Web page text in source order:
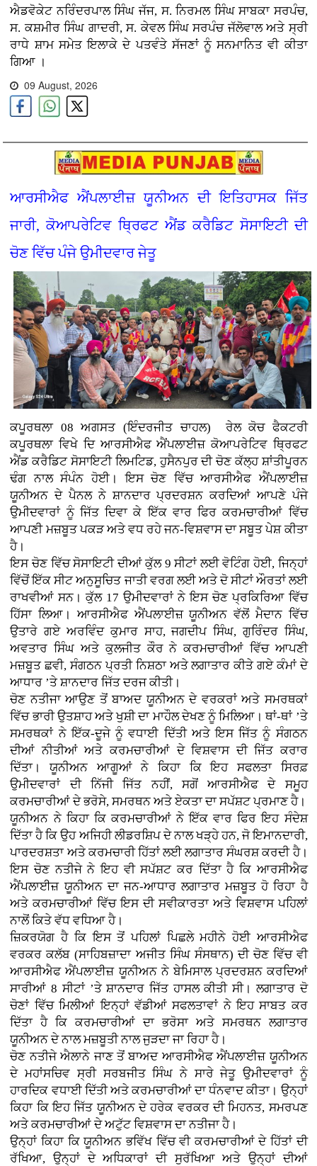
ਐਡਵੋਕੇਟ ਨਰਿੰਦਰਪਾਲ ਸਿੰਘ ਜੱਜ, ਸ. ਨਿਰਮਲ ਸਿੰਘ ਸਾਬਕਾ ਸਰਪੰਚ,
ਸ. ਕਸ਼ਮੀਰ ਸਿੰਘ ਗਾਦਰੀ, ਸ. ਕੇਵਲ ਸਿੰਘ ਸਰਪੰਚ ਜੱਲੋਵਾਲ ਅਤੇ ਸ੍ਰੀ
ਰਾਧੇ ਸ਼ਾਮ ਸਮੇਤ ਇਲਾਕੇ ਦੇ ਪਤਵੰਤੇ ਸੱਜਣਾਂ ਨੂੰ ਸਨਮਾਨਿਤ ਵੀ ਕੀਤਾ
ਗਿਆ ।
09 August, 2026
ਆਰਸੀਐਫ ਐਂਪਲਾਈਜ਼ ਯੂਨੀਅਨ ਦੀ ਇਤਿਹਾਸਕ ਜਿੱਤ
ਜਾਰੀ, ਕੋਆਪਰੇਟਿਵ ਥ੍ਰਿਫਟ ਐਂਡ ਕਰੈਡਿਟ ਸੋਸਾਇਟੀ ਦੀ
ਚੋਣ ਵਿੱਚ ਪੰਜੇ ਉਮੀਦਵਾਰ ਜੇਤੂ
ਕਪੂਰਥਲਾ 08 ਅਗਸਤ (ਇੰਦਰਜੀਤ ਚਾਹਲ)
ਰੇਲ ਕੋਚ ਫੈਕਟਰੀ
ਕਪੂਰਥਲਾ ਵਿਖੇ ਦਿ ਆਰਸੀਐਫ ਐਂਪਲਾਈਜ਼ ਕੋਆਪਰੇਟਿਵ ਥ੍ਰਿਫਟ
ਐਂਡ ਕਰੈਡਿਟ ਸੋਸਾਇਟੀ ਲਿਮਟਿਡ, ਹੁਸੈਨਪੁਰ ਦੀ ਚੋਣ ਕੱਲ੍ਹ ਸ਼ਾਂਤੀਪੂਰਨ
ਢੰਗ ਨਾਲ ਸੰਪੰਨ ਹੋਈ। ਇਸ ਚੋਣ ਵਿੱਚ ਆਰਸੀਐਫ ਐਂਪਲਾਈਜ਼
ਯੂਨੀਅਨ ਦੇ ਪੈਨਲ ਨੇ ਸ਼ਾਨਦਾਰ ਪ੍ਰਦਰਸ਼ਨ ਕਰਦਿਆਂ ਆਪਣੇ ਪੰਜੇ
ਉਮੀਦਵਾਰਾਂ ਨੂੰ ਜਿੱਤ ਦਿਵਾ ਕੇ ਇੱਕ ਵਾਰ ਫਿਰ ਕਰਮਚਾਰੀਆਂ ਵਿੱਚ
ਆਪਣੀ ਮਜ਼ਬੂਤ ਪਕੜ ਅਤੇ ਵਧ ਰਹੇ ਜਨ-ਵਿਸ਼ਵਾਸ ਦਾ ਸਬੂਤ ਪੇਸ਼ ਕੀਤਾ
ਹੈ।
ਇਸ ਚੋਣ ਵਿੱਚ ਸੋਸਾਇਟੀ ਦੀਆਂ ਕੁੱਲ 9 ਸੀਟਾਂ ਲਈ ਵੋਟਿੰਗ ਹੋਈ, ਜਿਨ੍ਹਾਂ
ਵਿੱਚੋਂ ਇੱਕ ਸੀਟ ਅਨੁਸੂਚਿਤ ਜਾਤੀ ਵਰਗ ਲਈ ਅਤੇ ਦੋ ਸੀਟਾਂ ਔਰਤਾਂ ਲਈ
ਰਾਖਵੀਆਂ ਸਨ। ਕੁੱਲ 17 ਉਮੀਦਵਾਰਾਂ ਨੇ ਇਸ ਚੋਣ ਪ੍ਰਕਿਰਿਆ ਵਿੱਚ
ਹਿੱਸਾ ਲਿਆ। ਆਰਸੀਐਫ ਐਂਪਲਾਈਜ਼ ਯੂਨੀਅਨ ਵੱਲੋਂ ਮੈਦਾਨ ਵਿੱਚ
ਉਤਾਰੇ ਗਏ ਅਰਵਿੰਦ ਕੁਮਾਰ ਸਾਹ, ਜਗਦੀਪ ਸਿੰਘ, ਗੁਰਿੰਦਰ ਸਿੰਘ,
ਅਵਤਾਰ ਸਿੰਘ ਅਤੇ ਕੁਲਜੀਤ ਕੌਰ ਨੇ ਕਰਮਚਾਰੀਆਂ ਵਿੱਚ ਆਪਣੀ
ਮਜ਼ਬੂਤ ਛਵੀ, ਸੰਗਠਨ ਪ੍ਰਤੀ ਨਿਸ਼ਠਾ ਅਤੇ ਲਗਾਤਾਰ ਕੀਤੇ ਗਏ ਕੰਮਾਂ ਦੇ
ਆਧਾਰ ’ਤੇ ਸ਼ਾਨਦਾਰ ਜਿੱਤ ਦਰਜ ਕੀਤੀ।
ਚੋਣ ਨਤੀਜਾ ਆਉਣ ਤੋਂ ਬਾਅਦ ਯੂਨੀਅਨ ਦੇ ਵਰਕਰਾਂ ਅਤੇ ਸਮਰਥਕਾਂ
ਵਿੱਚ ਭਾਰੀ ਉਤਸ਼ਾਹ ਅਤੇ ਖੁਸ਼ੀ ਦਾ ਮਾਹੌਲ ਦੇਖਣ ਨੂੰ ਮਿਲਿਆ। ਥਾਂ-ਥਾਂ ’ਤੇ
ਸਮਰਥਕਾਂ ਨੇ ਇੱਕ-ਦੂਜੇ ਨੂੰ ਵਧਾਈ ਦਿੱਤੀ ਅਤੇ ਇਸ ਜਿੱਤ ਨੂੰ ਸੰਗਠਨ
ਦੀਆਂ ਨੀਤੀਆਂ ਅਤੇ ਕਰਮਚਾਰੀਆਂ ਦੇ ਵਿਸ਼ਵਾਸ ਦੀ ਜਿੱਤ ਕਰਾਰ
ਦਿੱਤਾ। ਯੂਨੀਅਨ ਆਗੂਆਂ ਨੇ ਕਿਹਾ ਕਿ ਇਹ ਸਫਲਤਾ ਸਿਰਫ਼
ਉਮੀਦਵਾਰਾਂ ਦੀ ਨਿੱਜੀ ਜਿੱਤ ਨਹੀਂ, ਸਗੋਂ ਆਰਸੀਐਫ ਦੇ ਸਮੂਹ
ਕਰਮਚਾਰੀਆਂ ਦੇ ਭਰੋਸੇ, ਸਮਰਥਨ ਅਤੇ ਏਕਤਾ ਦਾ ਸਪੱਸ਼ਟ ਪ੍ਰਮਾਣ ਹੈ।
ਯੂਨੀਅਨ ਨੇ ਕਿਹਾ ਕਿ ਕਰਮਚਾਰੀਆਂ ਨੇ ਇੱਕ ਵਾਰ ਫਿਰ ਇਹ ਸੰਦੇਸ਼
ਦਿੱਤਾ ਹੈ ਕਿ ਉਹ ਅਜਿਹੀ ਲੀਡਰਸ਼ਿਪ ਦੇ ਨਾਲ ਖੜ੍ਹੇ ਹਨ, ਜੋ ਇਮਾਨਦਾਰੀ,
ਪਾਰਦਰਸ਼ਤਾ ਅਤੇ ਕਰਮਚਾਰੀ ਹਿੱਤਾਂ ਲਈ ਲਗਾਤਾਰ ਸੰਘਰਸ਼ ਕਰਦੀ ਹੈ।
ਇਸ ਚੋਣ ਨਤੀਜੇ ਨੇ ਇਹ ਵੀ ਸਪੱਸ਼ਟ ਕਰ ਦਿੱਤਾ ਹੈ ਕਿ ਆਰਸੀਐਫ
ਐਂਪਲਾਈਜ਼ ਯੂਨੀਅਨ ਦਾ ਜਨ-ਆਧਾਰ ਲਗਾਤਾਰ ਮਜ਼ਬੂਤ ਹੋ ਰਿਹਾ ਹੈ
ਅਤੇ ਕਰਮਚਾਰੀਆਂ ਵਿੱਚ ਇਸ ਦੀ ਸਵੀਕਾਰਤਾ ਅਤੇ ਵਿਸ਼ਵਾਸ ਪਹਿਲਾਂ
ਨਾਲੋਂ ਕਿਤੇ ਵੱਧ ਵਧਿਆ ਹੈ।
ਜ਼ਿਕਰਯੋਗ ਹੈ ਕਿ ਇਸ ਤੋਂ ਪਹਿਲਾਂ ਪਿਛਲੇ ਮਹੀਨੇ ਹੋਈ ਆਰਸੀਐਫ
ਵਰਕਰ ਕਲੱਬ (ਸਾਹਿਬਜ਼ਾਦਾ ਅਜੀਤ ਸਿੰਘ ਸੰਸਥਾਨ) ਦੀ ਚੋਣ ਵਿੱਚ ਵੀ
ਆਰਸੀਐਫ ਐਂਪਲਾਈਜ਼ ਯੂਨੀਅਨ ਨੇ ਬੇਮਿਸਾਲ ਪ੍ਰਦਰਸ਼ਨ ਕਰਦਿਆਂ
ਸਾਰੀਆਂ 8 ਸੀਟਾਂ ’ਤੇ ਸ਼ਾਨਦਾਰ ਜਿੱਤ ਹਾਸਲ ਕੀਤੀ ਸੀ। ਲਗਾਤਾਰ ਦੋ
ਚੋਣਾਂ ਵਿੱਚ ਮਿਲੀਆਂ ਇਨ੍ਹਾਂ ਵੱਡੀਆਂ ਸਫਲਤਾਵਾਂ ਨੇ ਇਹ ਸਾਬਤ ਕਰ
ਦਿੱਤਾ ਹੈ ਕਿ ਕਰਮਚਾਰੀਆਂ ਦਾ ਭਰੋਸਾ ਅਤੇ ਸਮਰਥਨ ਲਗਾਤਾਰ
ਯੂਨੀਅਨ ਦੇ ਨਾਲ ਮਜ਼ਬੂਤੀ ਨਾਲ ਜੁੜਦਾ ਜਾ ਰਿਹਾ ਹੈ।
ਚੋਣ ਨਤੀਜੇ ਐਲਾਨੇ ਜਾਣ ਤੋਂ ਬਾਅਦ ਆਰਸੀਐਫ ਐਂਪਲਾਈਜ਼ ਯੂਨੀਅਨ
ਦੇ ਮਹਾਂਸਚਿਵ ਸ੍ਰੀ ਸਰਬਜੀਤ ਸਿੰਘ ਨੇ ਸਾਰੇ ਜੇਤੂ ਉਮੀਦਵਾਰਾਂ ਨੂੰ
ਹਾਰਦਿਕ ਵਧਾਈ ਦਿੱਤੀ ਅਤੇ ਕਰਮਚਾਰੀਆਂ ਦਾ ਧੰਨਵਾਦ ਕੀਤਾ। ਉਨ੍ਹਾਂ
ਕਿਹਾ ਕਿ ਇਹ ਜਿੱਤ ਯੂਨੀਅਨ ਦੇ ਹਰੇਕ ਵਰਕਰ ਦੀ ਮਿਹਨਤ, ਸਮਰਪਣ
ਅਤੇ ਕਰਮਚਾਰੀਆਂ ਦੇ ਅਟੁੱਟ ਵਿਸ਼ਵਾਸ ਦਾ ਨਤੀਜਾ ਹੈ।
ਉਨ੍ਹਾਂ ਕਿਹਾ ਕਿ ਯੂਨੀਅਨ ਭਵਿੱਖ ਵਿੱਚ ਵੀ ਕਰਮਚਾਰੀਆਂ ਦੇ ਹਿੱਤਾਂ ਦੀ
ਰੱਖਿਆ, ਉਨ੍ਹਾਂ ਦੇ ਅਧਿਕਾਰਾਂ ਦੀ ਸੁਰੱਖਿਆ ਅਤੇ ਉਨ੍ਹਾਂ ਦੀਆਂ